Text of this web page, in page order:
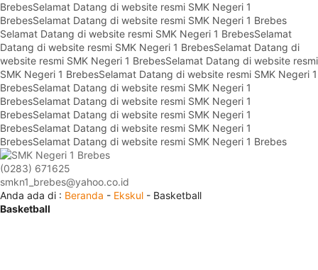
BrebesSelamat Datang di website resmi SMK Negeri 1
BrebesSelamat Datang di website resmi SMK Negeri 1 Brebes
Selamat Datang di website resmi SMK Negeri 1 BrebesSelamat
Datang di website resmi SMK Negeri 1 BrebesSelamat Datang di
website resmi SMK Negeri 1 BrebesSelamat Datang di website resmi
SMK Negeri 1 BrebesSelamat Datang di website resmi SMK Negeri 1
BrebesSelamat Datang di website resmi SMK Negeri 1
BrebesSelamat Datang di website resmi SMK Negeri 1
BrebesSelamat Datang di website resmi SMK Negeri 1
BrebesSelamat Datang di website resmi SMK Negeri 1
BrebesSelamat Datang di website resmi SMK Negeri 1 Brebes
(0283) 671625
smkn1_brebes@yahoo.co.id
Anda ada di : Beranda - Ekskul - Basketball
Basketball